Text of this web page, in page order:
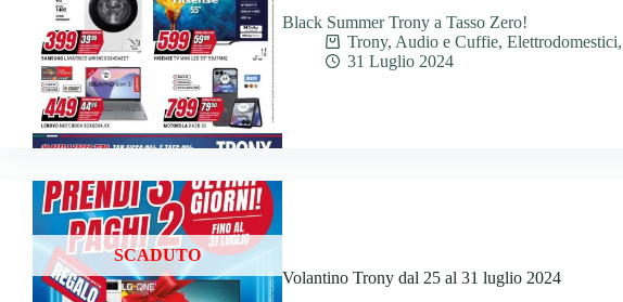
Black Summer Trony a Tasso Zero!
Trony, Audio e Cuffie, Elettrodomestici,
31 Luglio 2024
SCADUTO
Volantino Trony dal 25 al 31 luglio 2024